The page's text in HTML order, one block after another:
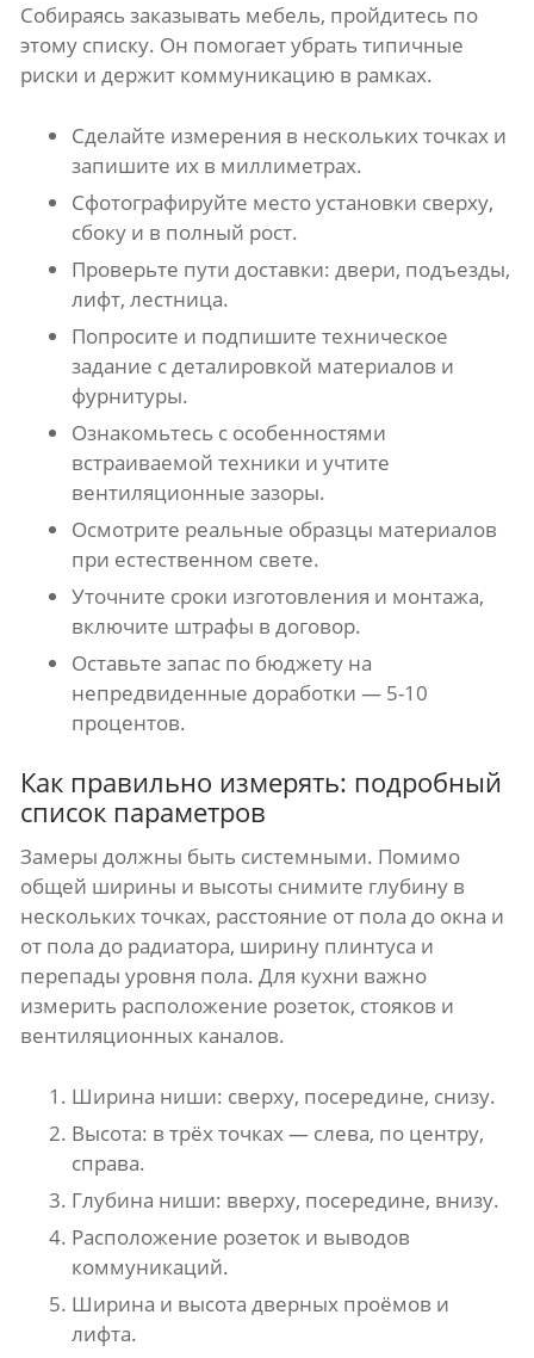
Собираясь заказывать мебель, пройдитесь по
этому списку. Он помогает убрать типичные
риски и держит коммуникацию в рамках.
Сделайте измерения в нескольких точках и
запишите их в миллиметрах.
Сфотографируйте место установки сверху,
сбоку и в полный рост.
Проверьте пути доставки: двери, подъезды,
лифт, лестница.
Попросите и подпишите техническое
задание с деталировкой материалов и
фурнитуры.
Ознакомьтесь с особенностями
встраиваемой техники и учтите
вентиляционные зазоры.
Осмотрите реальные образцы материалов
при естественном свете.
Уточните сроки изготовления и монтажа,
включите штрафы в договор.
Оставьте запас по бюджету на
непредвиденные доработки — 5-10
процентов.
Как правильно измерять: подробный
список параметров
Замеры должны быть системными. Помимо
общей ширины и высоты снимите глубину в
нескольких точках, расстояние от пола до окна и
от пола до радиатора, ширину плинтуса и
перепады уровня пола. Для кухни важно
измерить расположение розеток, стояков и
вентиляционных каналов.
Ширина ниши: сверху, посередине, снизу.
Высота: в трёх точках — слева, по центру,
справа.
Глубина ниши: вверху, посередине, внизу.
Расположение розеток и выводов
коммуникаций.
Ширина и высота дверных проёмов и
лифта.